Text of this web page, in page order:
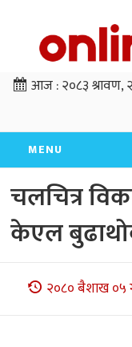
आज :२०८३ श्रावण,
MENU
चलचित्र
केएल
२०८० बैशाख